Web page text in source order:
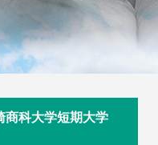
商科大学短期大学